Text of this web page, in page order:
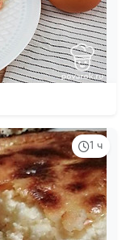
1 ч